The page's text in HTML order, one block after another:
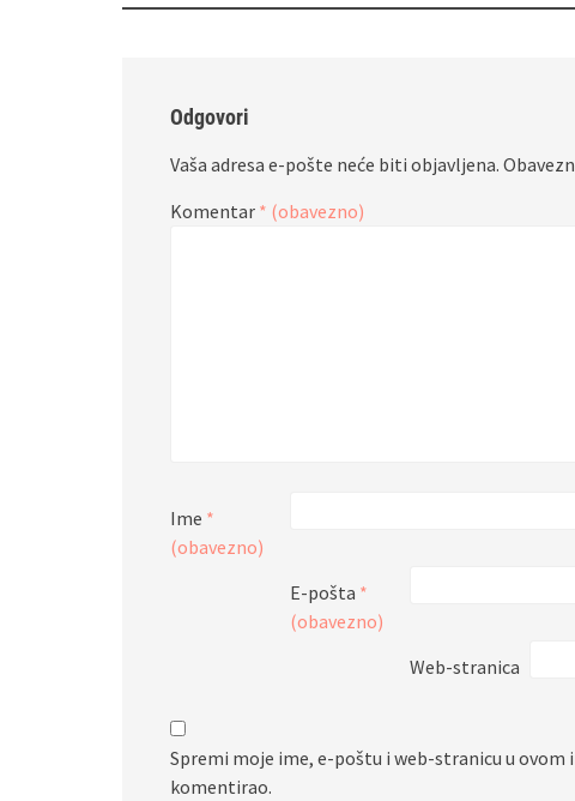
Odgovori
Vaša adresa e-pošte neće biti objavljena.
Komentar * (obavezno)
Ime *
(obavezno)
E-pošta *
(obavezno)
Web-stranica
Spremi moje ime, e-poštu i web-stranicu u
komentirao.